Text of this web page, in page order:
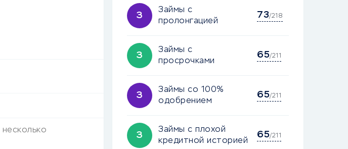
З
Займы с
пролонгацией
73/218
З
Займы с
просрочками
65/211
З
Займы со 100%
одобрением
65/211
З
Займы с плохой
кредитной историей
65/211